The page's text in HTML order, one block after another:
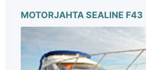
MOTORJAHTA SEALINE F43